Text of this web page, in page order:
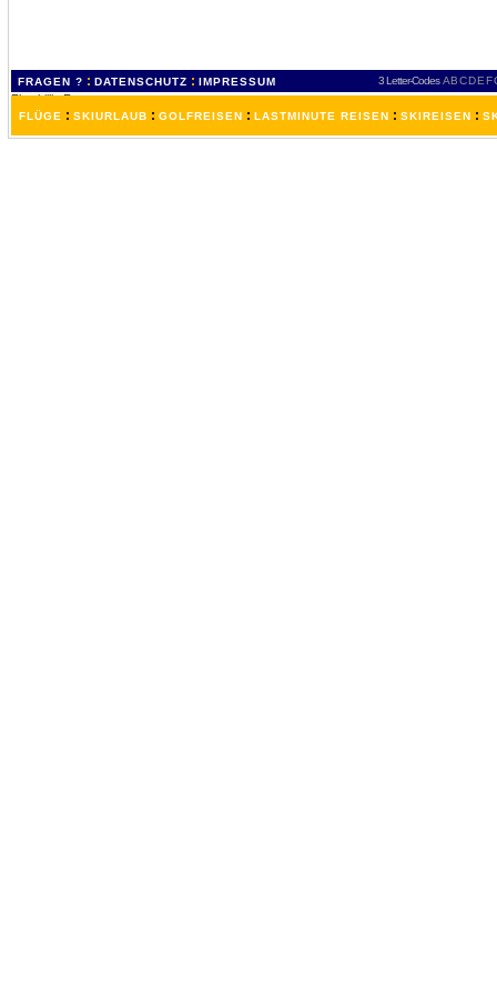
FRAGEN ? : DATENSCHUTZ : IMPRESSUM 3 Letter-Codes ABCDEF
FLÜGE : SKIURLAUB : GOLFREISEN : LASTMINUTE REISEN : SKIREISEN :